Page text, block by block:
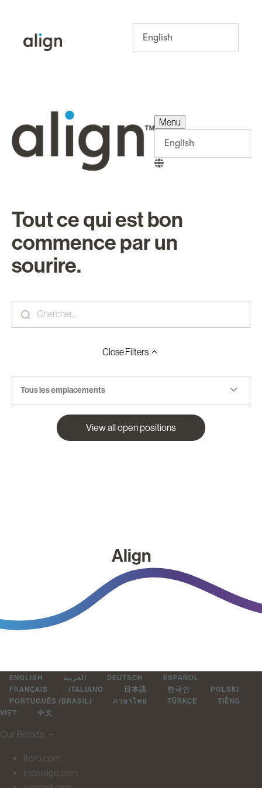
Menu
Tout ce qui est bon
commence par un
sourire.
CloseFilters
Tous les emplacements
View all open positions
Align
ENGLISH العربية DEUTSCH
ESPAÑOL
FRANÇAIS
ITALIANO 日本語 한국인
POLSKI
PORTUGUÊS (BRASIL)
ภาษาไทย TÜRKÇE
TIẾNG
VIỆT
中文
Our Brands ＋
itero.com
invisalign.com